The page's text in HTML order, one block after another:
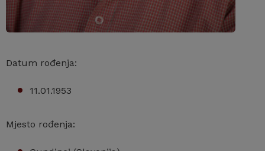
Datum rođenja:
11.01.1953
Mjesto rođenja: